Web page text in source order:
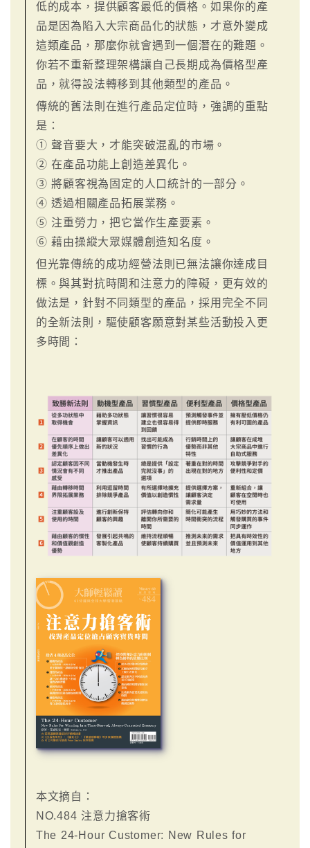
低的成本，提供顧客最低的價格。如果你的產
品是因為陷入大宗商品化的狀態，才意外變成
這類產品，那麼你就會遇到一個潛在的難題。
你若不重新整理架構讓自己長期成為價格型產
品，就得設法轉移到其他類型的產品。
傳統的舊法則在進行產品定位時，強調的重點
是：
① 聲音要大，才能突破混亂的市場。
② 在產品功能上創造差異化。
③ 將顧客視為固定的人口統計的一部分。
④ 透過相關產品拓展業務。
⑤ 注重勞力，把它當作生產要素。
⑥ 藉由操縱大眾媒體創造知名度。
但光靠傳統的成功經營法則已無法讓你達成目
標。與其對抗時間和注意力的障礙，更有效的
做法是，針對不同類型的產品，採用完全不同
的全新法則，驅使顧客願意對某些活動投入更
多時間：
本文摘自：
NO.484 注意力搶客術
The 24-Hour Customer: New Rules for